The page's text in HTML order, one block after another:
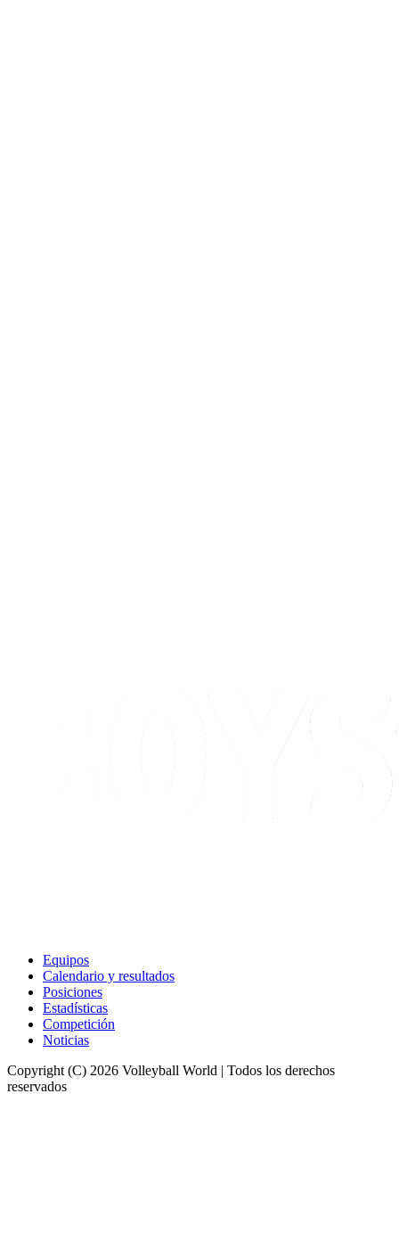
Equipos
Calendario y resultados
Posiciones
Estadísticas
Competición
Noticias
Copyright (C) 2026 Volleyball World | Todos los derechos
reservados